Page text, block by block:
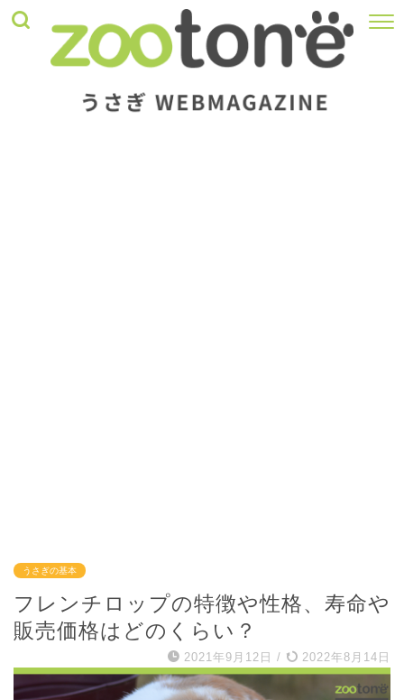
うさぎの基本
フレンチロップの特徴や性格、寿命や
販売価格はどのくらい？
2021年9月12日 / 2022年8月14日